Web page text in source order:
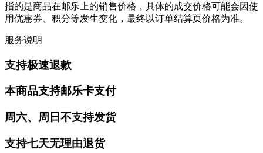
指的是商品在邮乐上的销售价格，具体的成交价格可能会因使
用优惠券、积分等发生变化，最终以订单结算页价格为准。
服务说明
支持极速退款
本商品支持邮乐卡支付
周六、周日不支持发货
支持七天无理由退货